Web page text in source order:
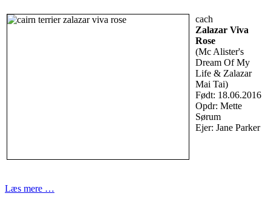
cach
Zalazar Viva
Rose
(Mc Alister's
Dream Of My
Life & Zalazar
Mai Tai)
Født: 18.06.2016
Opdr: Mette
Sørum
Ejer: Jane Parker
Læs mere …